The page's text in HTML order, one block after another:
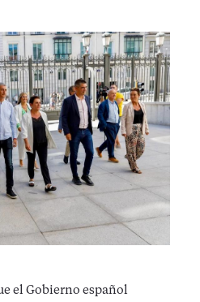
el Gobierno español